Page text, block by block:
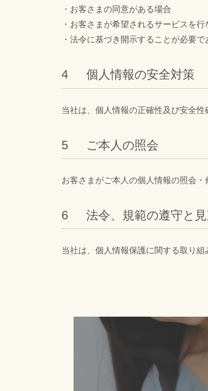
・お客さまの同意がある場合
・お客さまが希望されるサービスを
・法令に基づき開示することが必要で
個人情報の安全対策
当社は、個人情報の正確性及び安全
ご本人の照会
お客さまがご本人の個人情報の照会
法令、規範の遵守と見
当社は、個人情報保護に関する取り組